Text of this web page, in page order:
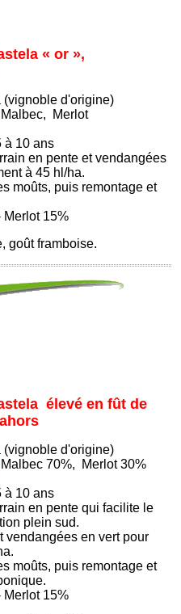
« or »,
(vignoble d'origine)
Malbec, Merlot
à 10 ans
en pente et vendangées
à 45 hl/ha.
moûts, puis remontage et
Merlot 15%
goût framboise.
élevé en fût de
(vignoble d'origine)
Malbec 70%, Merlot 30%
à 10 ans
en pente qui facilite le
plein sud.
vendangées en vert pour
moûts, puis remontage et
Merlot 15%